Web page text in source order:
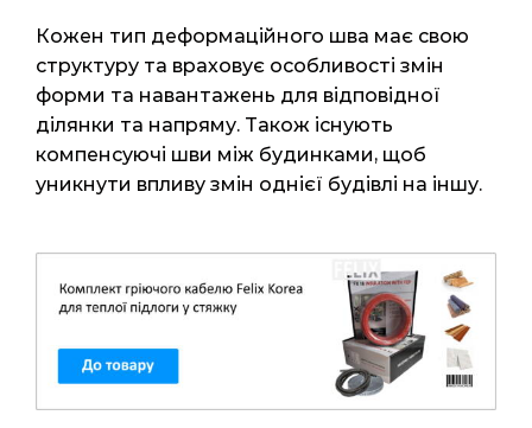
Кожен тип деформаційного шва має свою
структуру та враховує особливості змін
форми та навантажень для відповідної
ділянки та напряму. Також існують
компенсуючі шви між будинками, щоб
уникнути впливу змін однієї будівлі на іншу.